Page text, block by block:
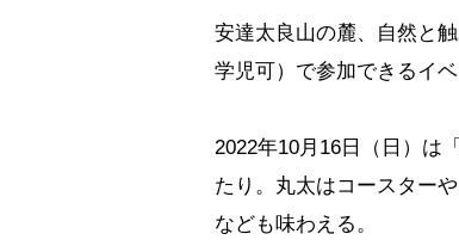
安達太良山の麓、自然と
学児可）で参加できるイベ
2022年10月16日（日）は
たり。丸太はコースター
なども味わえる。